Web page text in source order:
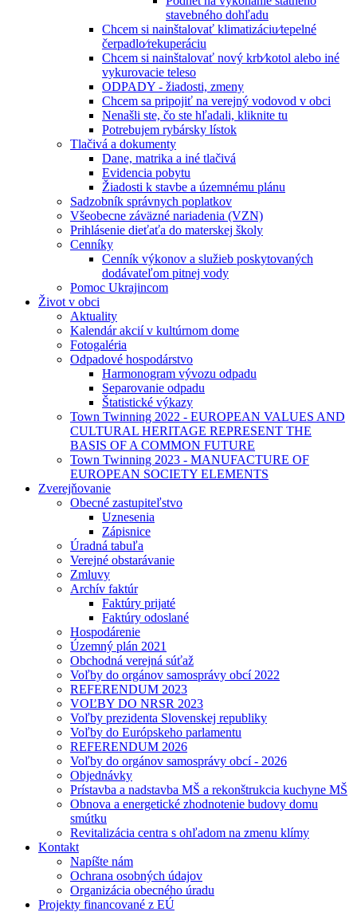
stavebného dohľadu
Chcem si nainštalovať klimatizáciu⁄tepelné
čerpadlo⁄rekuperáciu
Chcem si nainštalovať nový krb⁄kotol alebo iné
vykurovacie teleso
ODPADY - žiadosti, zmeny
Chcem sa pripojiť na verejný vodovod v obci
Nenašli ste, čo ste hľadali, kliknite tu
Potrebujem rybársky lístok
Tlačivá a dokumenty
Dane, matrika a iné tlačivá
Evidencia pobytu
Žiadosti k stavbe a územnému plánu
Sadzobník správnych poplatkov
Všeobecne záväzné nariadenia (VZN)
Prihlásenie dieťaťa do materskej školy
Cenníky
Cenník výkonov a služieb poskytovaných
dodávateľom pitnej vody
Pomoc Ukrajincom
Život v obci
Aktuality
Kalendár akcií v kultúrnom dome
Fotogaléria
Odpadové hospodárstvo
Harmonogram vývozu odpadu
Separovanie odpadu
Štatistické výkazy
Town Twinning 2022 - EUROPEAN VALUES AND
CULTURAL HERITAGE REPRESENT THE
BASIS OF A COMMON FUTURE
Town Twinning 2023 - MANUFACTURE OF
EUROPEAN SOCIETY ELEMENTS
Zverejňovanie
Obecné zastupiteľstvo
Uznesenia
Zápisnice
Úradná tabuľa
Verejné obstarávanie
Zmluvy
Archív faktúr
Faktúry prijaté
Faktúry odoslané
Hospodárenie
Územný plán 2021
Obchodná verejná súťaž
Voľby do orgánov samosprávy obcí 2022
REFERENDUM 2023
VOĽBY DO NRSR 2023
Voľby prezidenta Slovenskej republiky
Voľby do Európskeho parlamentu
REFERENDUM 2026
Voľby do orgánov samosprávy obcí - 2026
Objednávky
Prístavba a nadstavba MŠ a rekonštrukcia kuchyne MŠ
Obnova a energetické zhodnotenie budovy domu
smútku
Revitalizácia centra s ohľadom na zmenu klímy
Kontakt
Napíšte nám
Ochrana osobných údajov
Organizácia obecného úradu
Projekty financované z EÚ